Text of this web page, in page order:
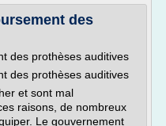
des
des prothèses auditives
des prothèses auditives
et sont mal
raisons, de nombreux
Le gouvernement